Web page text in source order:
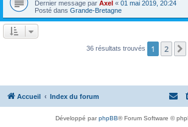
Dernier message par Axel « 01 mai 2019, 20:24
Posté dans Grande-Bretagne
36 résultats trouvés 1 2
Accueil Index du forum
Développé parphpBB® Forum Software ©